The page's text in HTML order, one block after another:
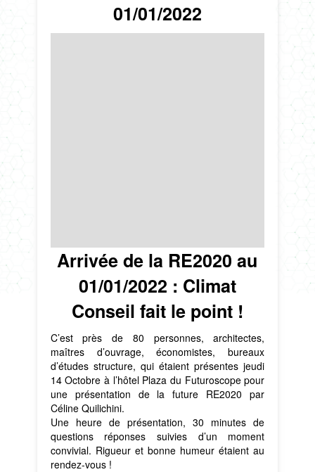
01/01/2022
Arrivée de la RE2020 au
01/01/2022 : Climat
Conseil fait le point !
C’est près de 80 personnes, architectes,
maîtres d’ouvrage, économistes, bureaux
d’études structure, qui étaient présentes jeudi
14 Octobre à l’hôtel Plaza du Futuroscope pour
une présentation de la future RE2020 par
Céline Quilichini.
Une heure de présentation, 30 minutes de
questions réponses suivies d’un moment
convivial. Rigueur et bonne humeur étaient au
rendez-vous !